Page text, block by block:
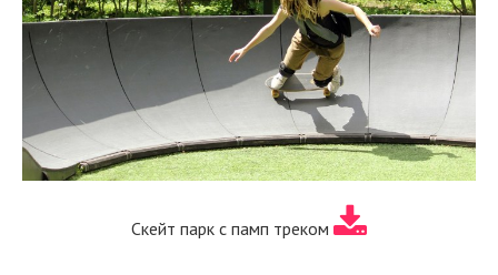
Скейт парк с памп треком